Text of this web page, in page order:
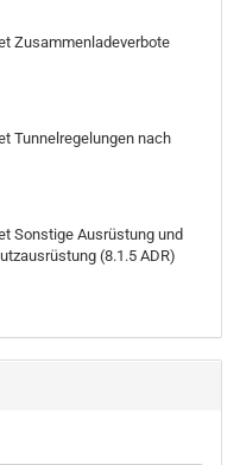
Zusammenladeverbote
Tunnelregelungen nach
Sonstige Ausrüstung und
(8.1.5 ADR)